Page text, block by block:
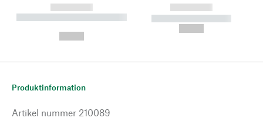
------------
----------- ----------- --------
------------
----------- -----------
Produktinformation
Artikel nummer 210089